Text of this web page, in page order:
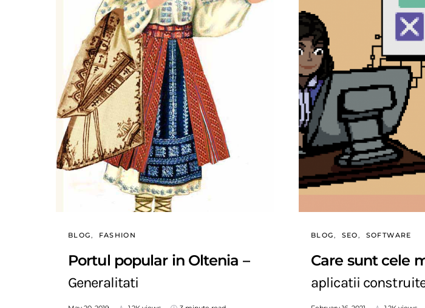
BLOG FASHION
Portul popular in Oltenia –
Generalitati
BLOG SEO SOFTWARE
Care sunt cele
aplicatii